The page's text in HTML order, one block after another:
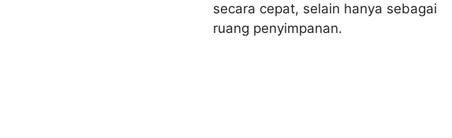
secara cepat, selain hanya sebagai
ruang penyimpanan.